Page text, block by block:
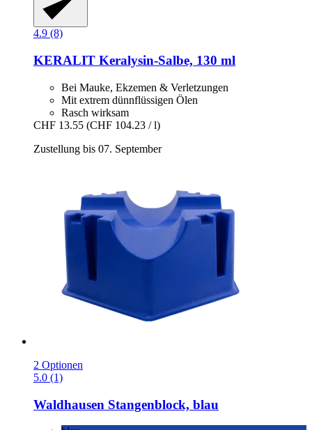
4.9 (8)
KERALIT Keralysin-​Salbe, 130 ml
Bei Mauke, Ekzemen & Verletzungen
Mit extrem dünnflüssigen Ölen
Rasch wirksam
CHF 13.55 (CHF 104.23 / l)
Zustellung bis 07. September
2 Optionen
5.0 (1)
Waldhausen Stangenblock, blau